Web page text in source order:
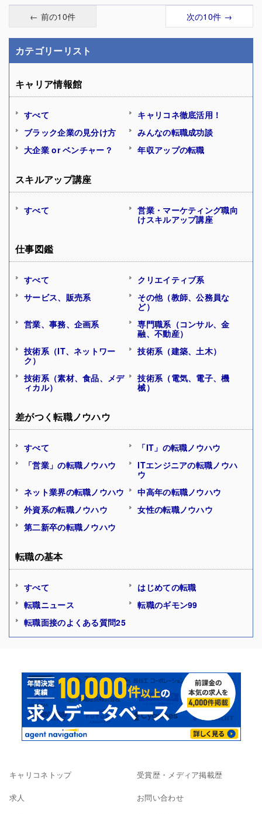
← 前の10件 次の10件 →
カテゴリーリスト
キャリア情報館
すべて
キャリコネ徹底活用！
ブラック企業の見分け方
みんなの転職成功談
大企業 or ベンチャー？
年収アップの転職
スキルアップ講座
すべて
営業・マーケティング職向
けスキルアップ講座
仕事図鑑
すべて
クリエイティブ系
サービス、販売系
その他（教師、公務員な
ど）
営業、事務、企画系
専門職系（コンサル、金
融、不動産）
技術系（IT、ネットワー
ク）
技術系（建築、土木）
技術系（素材、食品、メデ
ィカル）
技術系（電気、電子、機
械）
差がつく転職ノウハウ
すべて
「IT」の転職ノウハウ
「営業」の転職ノウハウ
ITエンジニアの転職ノウハ
ウ
ネット業界の転職ノウハウ
中高年の転職ノウハウ
外資系の転職ノウハウ
女性の転職ノウハウ
第二新卒の転職ノウハウ
転職の基本
すべて
はじめての転職
転職ニュース
転職のギモン99
転職面接のよくある質問25
キャリコネトップ
求人
受賞歴・メディア掲載歴
お問い合わせ